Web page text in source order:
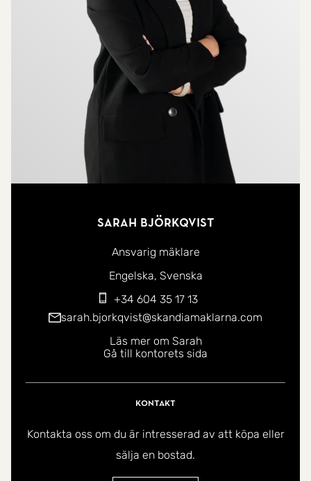
Sarah Björkqvist
Ansvarig mäklare
Du kan kontakta mig på följande språk:
Engelska Svenska
+34 604 35 17 13
sarah.bjorkqvist@skandiamaklarna.com
Läs mer om Sarah
Gå till kontorets sida
Kontakt
Kontakta oss om du är intresserad av att köpa eller
sälja en bostad.